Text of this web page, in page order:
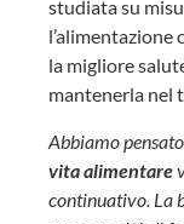
studiata su
l’alimentazione
la migliore
mantenerla nel
Abbiamo
vitaalimentare
continuativo. La